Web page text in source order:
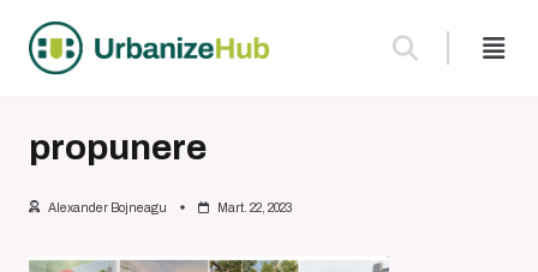
content
propunere
Alexander Bojneagu Mart. 22, 2023